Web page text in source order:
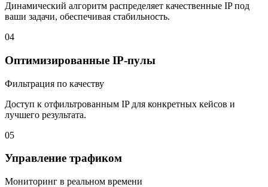
Динамический алгоритм распределяет качественные IP под
ваши задачи, обеспечивая стабильность.
04
Оптимизированные IP-пулы
Фильтрация по качеству
Доступ к отфильтрованным IP для конкретных кейсов и
лучшего результата.
05
Управление трафиком
Мониторинг в реальном времени